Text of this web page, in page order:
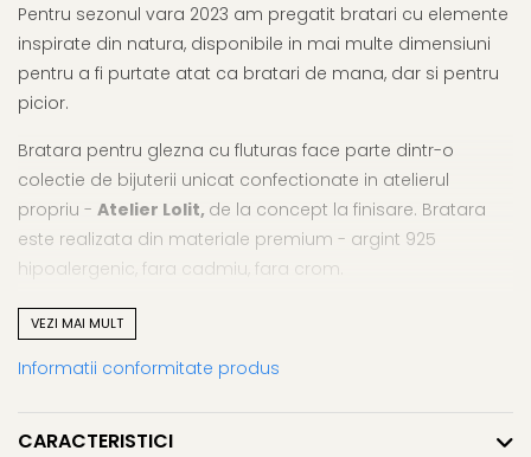
Pentru sezonul vara 2023 am pregatit bratari cu elemente
inspirate din natura, disponibile in mai multe dimensiuni
pentru a fi purtate atat ca bratari de mana, dar si pentru
picior.
Bratara pentru glezna cu fluturas face parte dintr-o
colectie de bijuterii unicat confectionate in atelierul
propriu - Atelier Lolit, de la concept la finisare. Bratara
este realizata din materiale premium - argint 925
hipoalergenic, fara cadmiu, fara crom.
Dimensiunea totala a bratarii este de 27 cm, aceasta
fiind prevazuta cu un lantisor de prelungire de 5 cm
(22+5cm).
de lavetica speciala pentru curatarea metalelor
VEZI MAI MULT
Informatii conformitate produs
CARACTERISTICI